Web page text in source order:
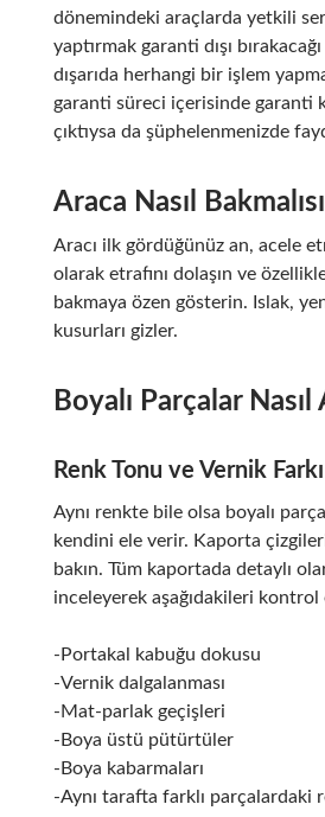
dönemindeki araçlarda yetkili
yaptırmak garanti dışı
dışarıda herhangi bir işlem
garanti süreci içerisinde garanti
çıktıysa da şüphelenmenizde
Araca Nasıl
Aracı ilk gördüğünüz an, acele
olarak etrafını dolaşın ve özellikle
bakmaya özen gösterin. Islak,
kusurları gizler.
Boyalı Parçalar Nasıl
Renk Tonu ve Vernik Farkı
Aynı renkte bile olsa boyalı
kendini ele verir. Kaporta
bakın. Tüm kaportada detaylı
inceleyerek aşağıdakileri kontrol
-Portakal kabuğu dokusu
-Vernik dalgalanması
-Mat-parlak geçişleri
-Boya üstü pütürtüler
-Boya kabarmaları
-Aynı tarafta farklı parçalardaki